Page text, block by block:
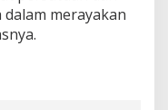
merayakan